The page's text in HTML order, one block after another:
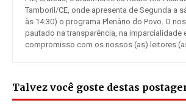
Tamboril/CE, onde apresenta de Segunda a
às 14:30) o programa Plenário do Povo. O
pautado na transparência, na imparcialidade
compromisso com os nossos (as) leitores
Talvez você goste destas